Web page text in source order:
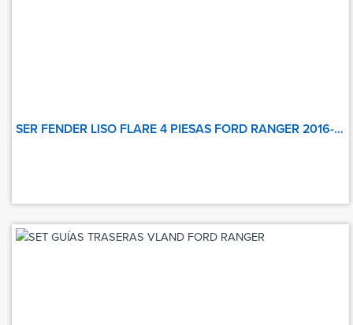
SER FENDER LISO FLARE 4 PIESAS FORD RANGER 2016-2018